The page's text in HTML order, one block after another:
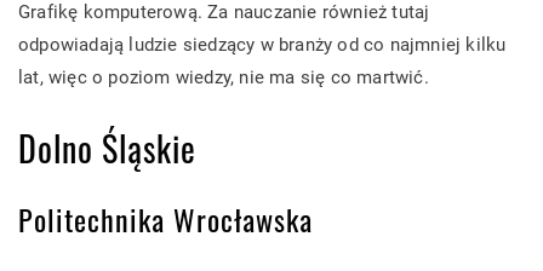
Grafikę komputerową. Za nauczanie również tutaj
odpowiadają ludzie siedzący w branży od co najmniej kilku
lat, więc o poziom wiedzy, nie ma się co martwić.
Dolno Śląskie
Politechnika Wrocławska